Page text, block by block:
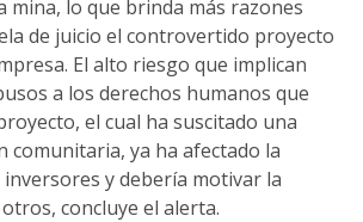
mina, lo que brinda más razones
de juicio el controvertido proyecto
El alto riesgo que implican
a los derechos humanos que
el cual ha suscitado una
comunitaria, ya ha afectado la
y debería motivar la
concluye el alerta.